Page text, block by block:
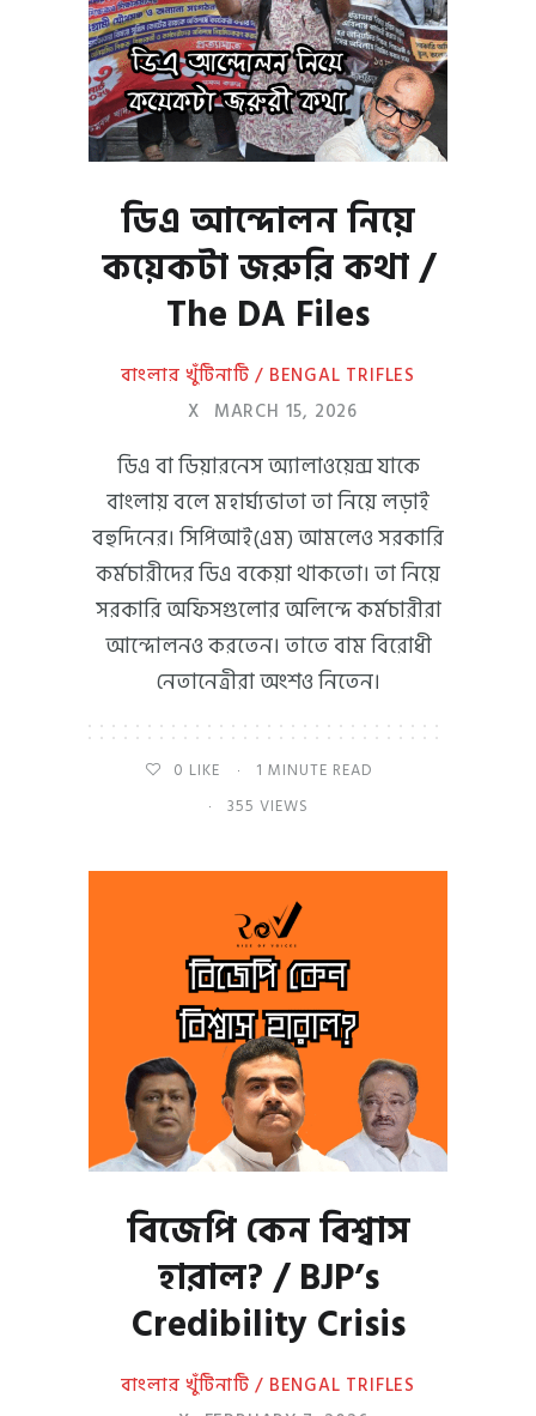
ডিএ আন্দোলন নিয়ে
কয়েকটা জরুরি কথা /
The DA Files
বাংলার খুঁটিনাটি / BENGAL TRIFLES
X MARCH 15, 2026
ডিএ বা ডিয়ারনেস অ্যালাওয়েন্স যাকে
বাংলায় বলে মহার্ঘ্যভাতা তা নিয়ে লড়াই
বহুদিনের। সিপিআই(এম) আমলেও সরকারি
কর্মচারীদের ডিএ বকেয়া থাকতো। তা নিয়ে
সরকারি অফিসগুলোর অলিন্দে কর্মচারীরা
আন্দোলনও করতেন। তাতে বাম বিরোধী
নেতানেত্রীরা অংশও নিতেন।
0 LIKE
1 MINUTE READ
355 VIEWS
বিজেপি কেন বিশ্বাস
হারাল? / BJP’s
Credibility Crisis
বাংলার খুঁটিনাটি / BENGAL TRIFLES